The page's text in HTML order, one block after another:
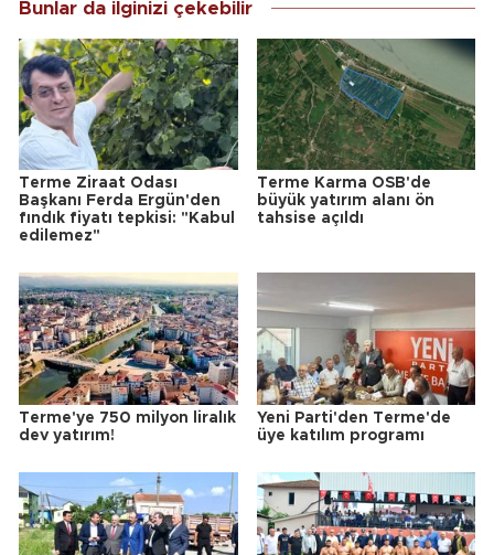
Bunlar da ilginizi çekebilir
Terme Ziraat Odası
Başkanı Ferda Ergün'den
fındık fiyatı tepkisi: "Kabul
edilemez"
Terme Karma OSB'de
büyük yatırım alanı ön
tahsise açıldı
Terme'ye 750 milyon liralık
dev yatırım!
Yeni Parti'den Terme'de
üye katılım programı